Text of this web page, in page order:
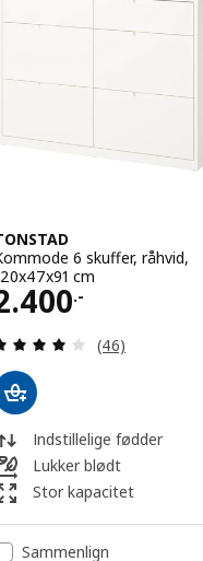
6 skuffer, råhvid,
cm
.-
2400.-
Anmeld: 4
(46)
Indstillelige fødder
Lukker blødt
Stor kapacitet
Sammenlign